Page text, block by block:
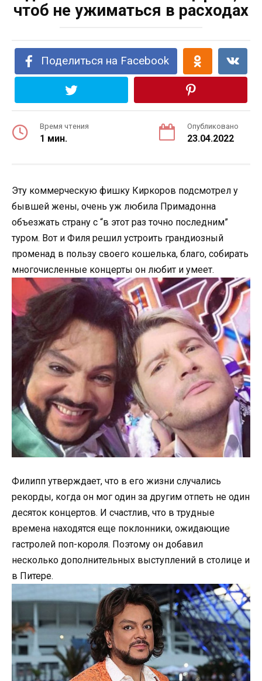
чтоб не ужиматься в расходах
Поделиться на Facebook
Время чтения
1 мин.
Опубликовано
23.04.2022
Эту коммерческую фишку Киркоров подсмотрел у
бывшей жены, очень уж любила Примадонна
объезжать страну с “в этот раз точно последним”
туром. Вот и Филя решил устроить грандиозный
променад в пользу своего кошелька, благо, собирать
многочисленные концерты он любит и умеет.
Филипп утверждает, что в его жизни случались
рекорды, когда он мог один за другим отпеть не один
десяток концертов. И счастлив, что в трудные
времена находятся еще поклонники, ожидающие
гастролей поп-короля. Поэтому он добавил
несколько дополнительных выступлений в столице и
в Питере.